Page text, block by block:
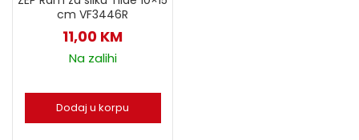
cm VF3446R
11,00 KM
Na zalihi
Dodaj u korpu